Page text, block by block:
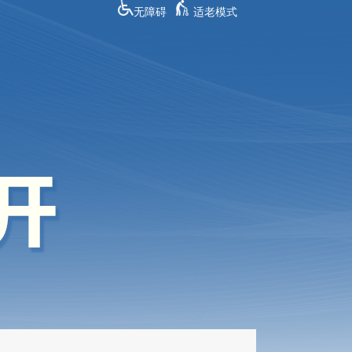
无障碍 适老模式